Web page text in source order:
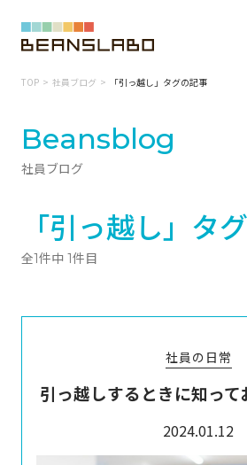
TOP 社員ブログ 「引っ越し」タグの記事
Beansblog
社員ブログ
「引っ越し」タ
全1件中 1件目
社員の日常
引っ越しするときに知って
2024.01.12